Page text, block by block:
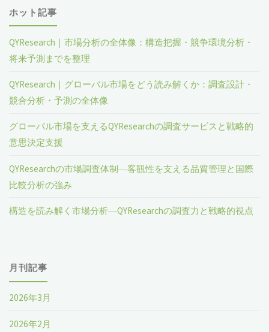
ホット記事
QYResearch｜市場分析の全体像：構造把握・競争環境分析・
将来予測までを整理
QYResearch｜グローバル市場をどう読み解くか：調査設計・
競合分析・予測の全体像
グローバル市場を支えるQYResearchの調査サービスと戦略的
意思決定支援
QYResearchの市場調査体制―客観性を支える品質管理と国際
比較分析の強み
構造を読み解く市場分析―QYResearchの調査力と戦略的視点
月刊記事
2026年3月
2026年2月